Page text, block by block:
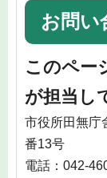
お問い
このペー
が担当し
市役所田無
番13号
電話：042-